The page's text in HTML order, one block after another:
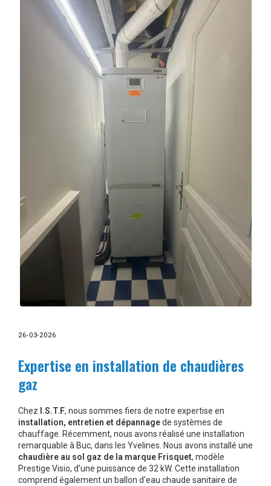
26-03-2026
Expertise en installation de chaudières
gaz
Chez I.S.T.F, nous sommes fiers de notre expertise en
installation, entretien et dépannagede systèmes de
chauffage. Récemment, nous avons réalisé une installation
remarquable à Buc, dans les Yvelines. Nous avons installé une
chaudière au sol gaz de la marque Frisquet, modèle
Prestige Visio, d'une puissance de 32 kW. Cette installation
comprend également un ballon d'eau chaude sanitaire de